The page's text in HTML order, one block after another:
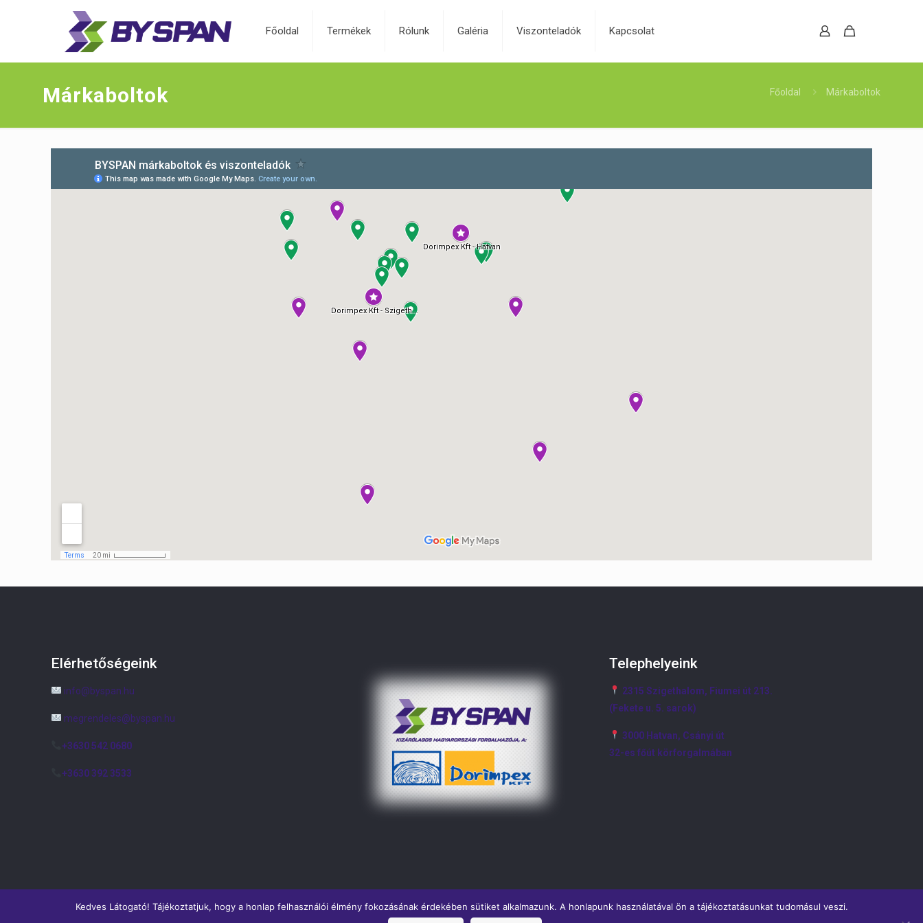
Főoldal Termékek Rólunk Galéria Viszonteladók Kapcsolat
Márkaboltok Főoldal Márkaboltok
Elérhetőségeink
info@byspan.hu
megrendeles@byspan.hu
+3630 542 0680
+3630 392 3533
Telephelyeink
2315 Szigethalom, Fiumei út 213.
(Fekete u. 5. sarok)
3000 Hatvan, Csányi út
32-es főút körforgalmában
Kedves Látogató! Tájékoztatjuk, hogy a honlap felhasználói élmény fokozásának érdekében sütiket alkalmazunk. A honlapunk használatával ön a tájékoztatásunkat tudomásul veszi.